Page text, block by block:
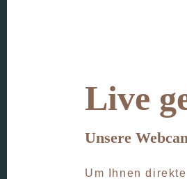
Live
Unsere
Um Ihnen